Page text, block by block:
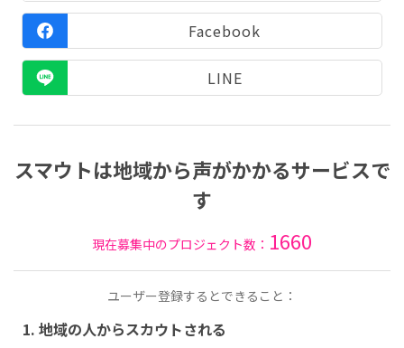
Facebook
LINE
スマウトは地域から声がかかるサービスで
す
現在募集中のプロジェクト数： 1660
ユーザー登録するとできること：
1. 地域の人からスカウトされる